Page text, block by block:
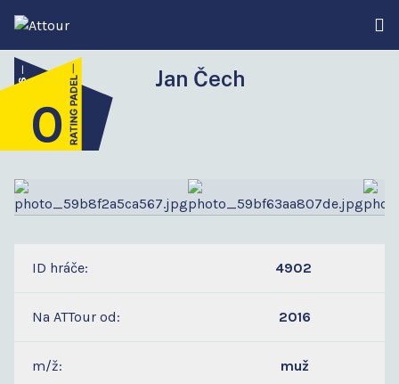
Jan Čech
4
0
ID hráče: 4902
Na ATTour od: 2016
m/ž: muž